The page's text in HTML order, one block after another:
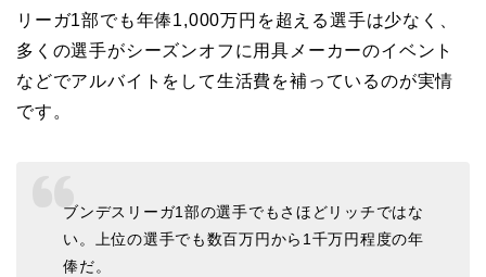
リーガ1部でも年俸1,000万円を超える選手は少なく、
多くの選手がシーズンオフに用具メーカーのイベント
などでアルバイトをして生活費を補っているのが実情
です。
ブンデスリーガ1部の選手でもさほどリッチではな
い。上位の選手でも数百万円から1千万円程度の年
俸だ。